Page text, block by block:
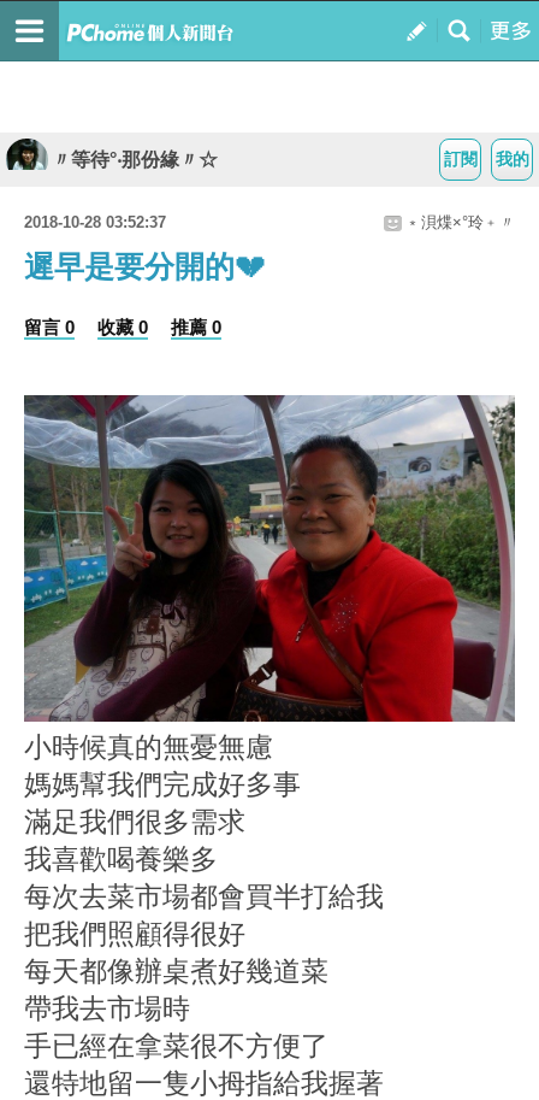
我的
訂閱
〃等待°‧那份緣〃☆
2018-10-28 03:52:37 ﹡浿煠×°玲﹢〃
遲早是要分開的💔
留言 0 收藏 0 推薦 0
小時候真的無憂無慮
媽媽幫我們完成好多事
滿足我們很多需求
我喜歡喝養樂多
每次去菜市場都會買半打給我
把我們照顧得很好
每天都像辦桌煮好幾道菜
帶我去市場時
手已經在拿菜很不方便了
還特地留一隻小拇指給我握著